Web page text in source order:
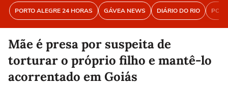
PORTO ALEGRE 24 HORAS GÁVEA NEWS DIÁRIO DO RIO
Mãe é presa por suspeita de
torturar o próprio filho e mantê-lo
acorrentado em Goiás